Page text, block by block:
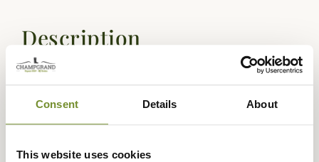
Consent Details About
This website uses cookies
Description
Stagunt
vous propose ce superbe gilet Game Vest
à chevrons très élégant que vous pourrez porter au
véritable sensation de confort lorsque vous le porterez.